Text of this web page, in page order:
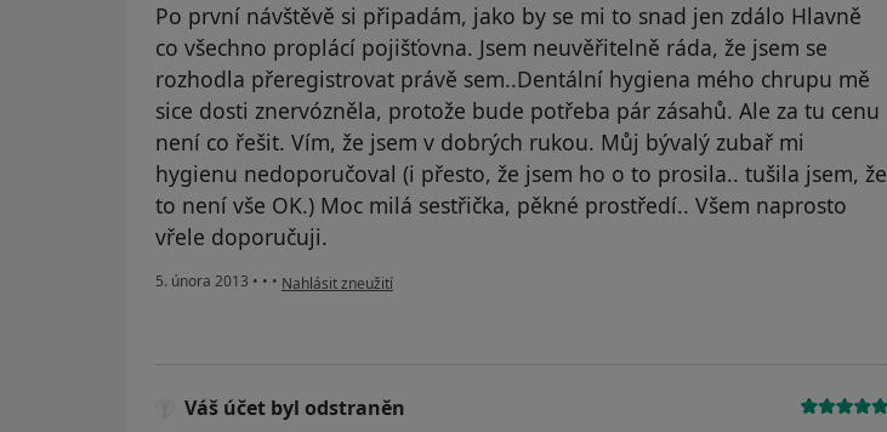
Po první návštěvě si připadám, jako by se mi to snad jen zdálo Hlavně
co všechno proplácí pojišťovna. Jsem neuvěřitelně ráda, že jsem se
rozhodla přeregistrovat právě sem..Dentální hygiena mého chrupu mě
sice dosti znervózněla, protože bude potřeba pár zásahů. Ale za tu cenu
není co řešit. Vím, že jsem v dobrých rukou. Můj bývalý zubař mi
hygienu nedoporučoval (i přesto, že jsem ho o to prosila.. tušila jsem, že
to není vše OK.) Moc milá sestřička, pěkné prostředí.. Všem naprosto
vřele doporučuji.
5. února 2013 • • • podle názoru uživatele Váš účet byl odstraněn
Nahlásit zneužití
Váš účet byl odstraněn